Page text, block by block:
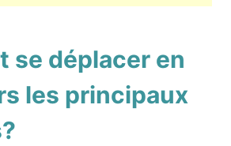
se déplacer en
les principaux